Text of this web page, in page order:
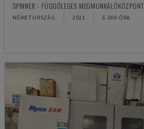
SPINNER - FÜGGŐLEGES MEGMUNKÁLÓKÖZPONT
NÉMETORSZÁG 2021 6.000 ÓRA